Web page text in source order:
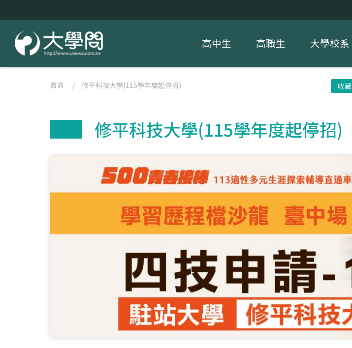
高中生 高職生 大學校系
首頁 / 修平科技大學(115學年度起停招) 收藏
修平科技大學(115學年度起停招)